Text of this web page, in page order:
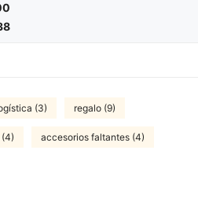
(3) regalo (9)
accesorios faltantes (4)